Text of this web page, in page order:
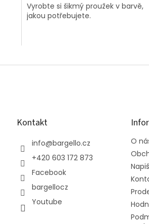
Vyrobte si šikmý proužek v barvě,
jakou potřebujete.
Kontakt
info@bargello.cz
+420 603 172 873
Facebook
bargellocz
Youtube
O